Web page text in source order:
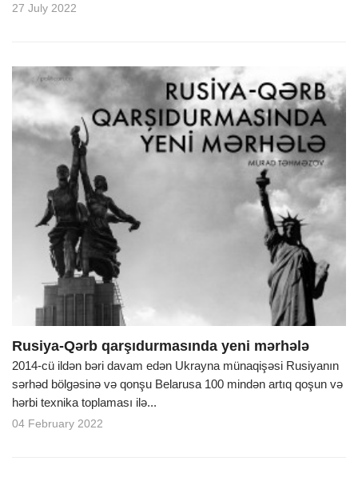
27 July 2022
Rusiya-Qərb qarşıdurmasında yeni mərhələ
2014-cü ildən bəri davam edən Ukrayna münaqişəsi Rusiyanın
sərhəd bölgəsinə və qonşu Belarusa 100 mindən artıq qoşun və
hərbi texnika toplaması ilə...
04 February 2022